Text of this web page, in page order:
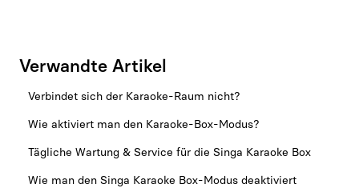
Verwandte Artikel
Verbindet sich der Karaoke-Raum nicht?
Wie aktiviert man den Karaoke-Box-Modus?
Tägliche Wartung & Service für die Singa Karaoke Box
Wie man den Singa Karaoke Box-Modus deaktiviert